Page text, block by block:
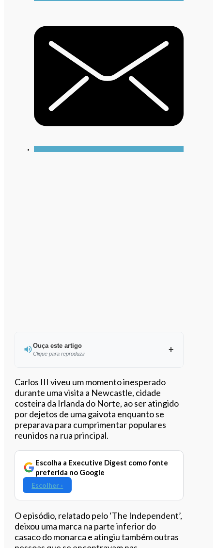
Ouça este artigo
Clique para reproduzir
Ouvir este artigo
Carlos III viveu um momento inesperado
durante uma visita a Newcastle, cidade
costeira da Irlanda do Norte, ao ser atingido
por dejetos de uma gaivota enquanto se
preparava para cumprimentar populares
reunidos na rua principal.
Escolha a Executive Digest como fonte
preferida no Google
Escolher ›
O episódio, relatado pelo ‘The Independent’,
deixou uma marca na parte inferior do
casaco do monarca e atingiu também outras